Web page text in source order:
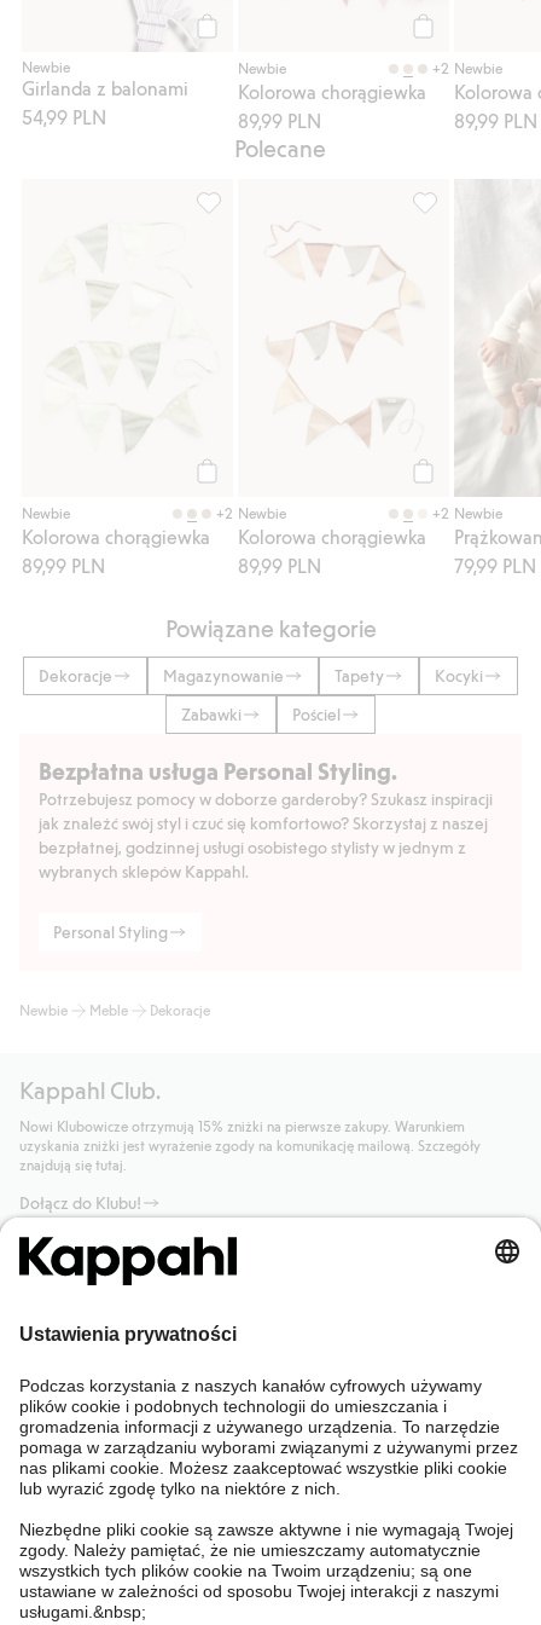
Kup
Newbie
Girlanda z balonami
54,99 PLN
Newbie +2
Kolorowa chorągiewka
89,99 PLN
Newbie
Kolorowa
89,99 PLN
Polecane
Newbie +2
Kolorowa chorągiewka
89,99 PLN
Kolorowa chorągiewka, Dodaj do listy
Newbie +2
Kolorowa chorągiewka
89,99 PLN
Newbie
79,99 PLN
Powiązane kategorie
Dekoracje Magazynowanie Tapety
Kocyki
Zabawki
Pościel
Bezpłatna usługa Personal Styling.
Potrzebujesz pomocy w doborze garderoby? Szukasz inspiracji
jak znaleźć swój styl i czuć się komfortowo? Skorzystaj z naszej
bezpłatnej, godzinnej usługi osobistego stylisty w jednym z
wybranych sklepów Kappahl.
Personal Styling
Newbie Meble Dekoracje
Kappahl Club.
Nowi Klubowicze otrzymują 15% zniżki na pierwsze zakupy. Warunkiem
uzyskania zniżki jest wyrażenie zgody na komunikację mailową. Szczegóły
znajdują się tutaj.
Dołącz do Klubu!
Potrzebujesz pomocy?
Sklep internetowy
Częste pytania
Twoje zamówienie
Kappahl Club
Mój profil
Kappahl Club
O nas
O Kappahl Group